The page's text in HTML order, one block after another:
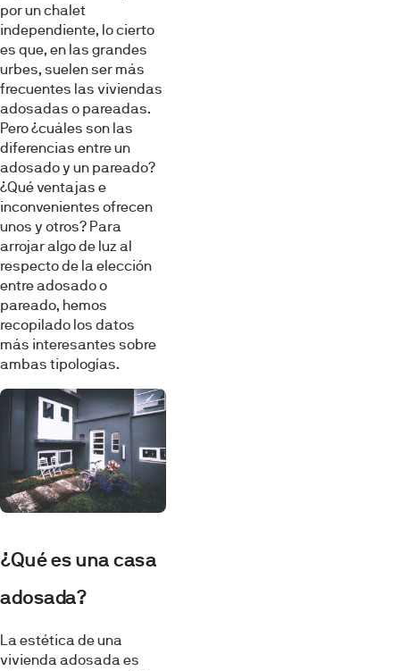
por un chalet
independiente, lo cierto
es que, en las grandes
urbes, suelen ser más
frecuentes las viviendas
adosadas o pareadas.
Pero ¿cuáles son las
diferencias entre un
adosado y un pareado?
¿Qué ventajas e
inconvenientes ofrecen
unos y otros? Para
arrojar algo de luz al
respecto de la elección
entre adosado o
pareado, hemos
recopilado los datos
más interesantes sobre
ambas tipologías.
¿Qué es una casa
adosada?
La estética de una
vivienda adosada es